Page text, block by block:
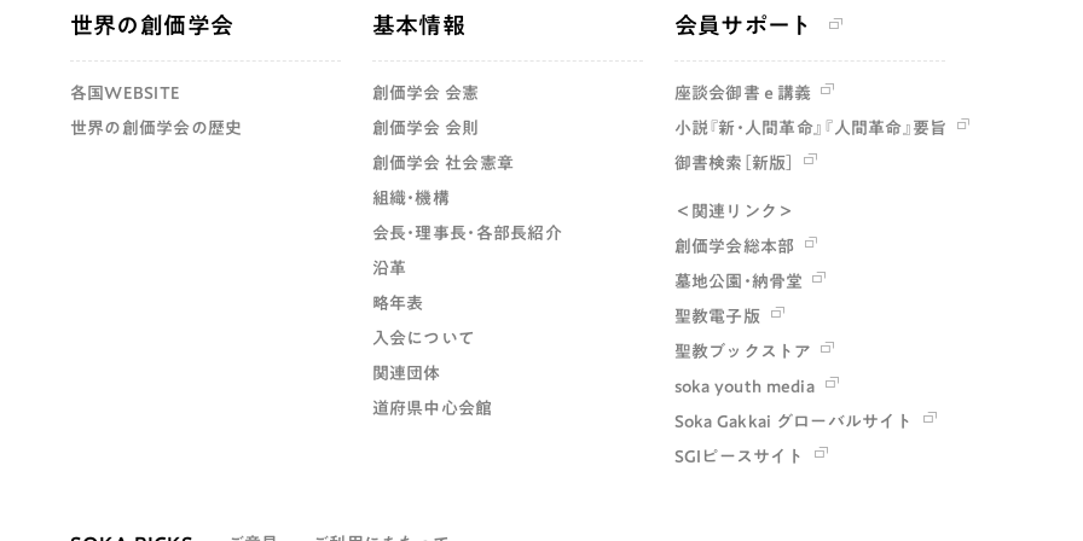
世界の創価学会
各国WEBSITE
世界の創価学会の歴史
基本情報
創価学会 会憲
創価学会 会則
創価学会 社会憲章
組織・機構
会長・理事長・各部長紹介
沿革
略年表
入会について
関連団体
道府県中心会館
会員サポート
座談会御書ｅ講義
小説『新・人間革命』『人間革命』要旨
御書検索［新版］
＜関連リンク＞
創価学会総本部
墓地公園・納骨堂
聖教電子版
聖教ブックストア
soka youth media
Soka Gakkai グローバルサイト
SGIピースサイト